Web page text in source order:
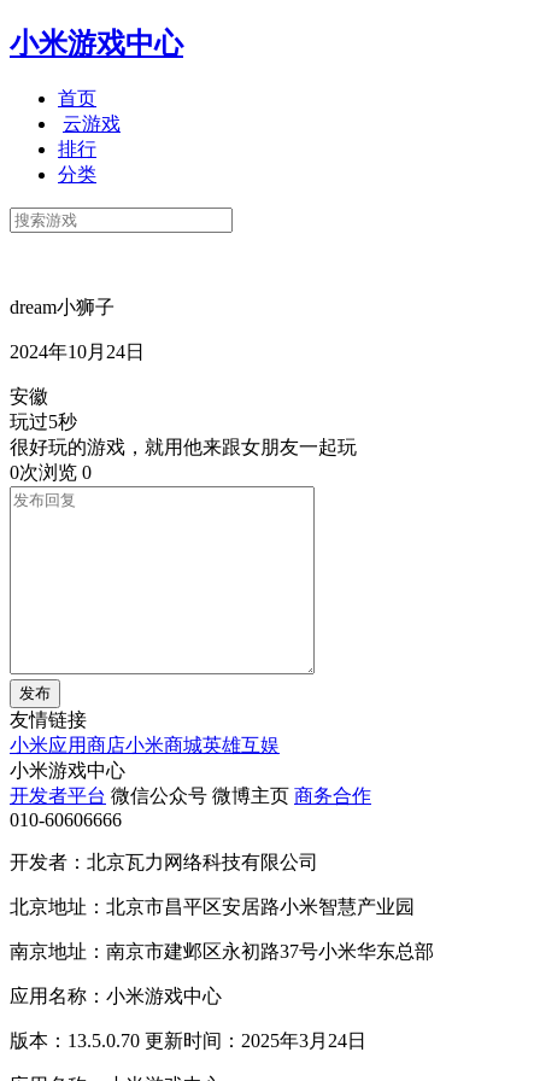
小米游戏中心
首页
云游戏
排行
分类
dream小狮子
2024年10月24日
安徽
玩过5秒
很好玩的游戏，就用他来跟女朋友一起玩
0次浏览 0
发布
友情链接
小米应用商店小米商城英雄互娱
小米游戏中心
开发者平台 微信公众号 微博主页 商务合作
010-60606666
开发者：北京瓦力网络科技有限公司
北京地址：北京市昌平区安居路小米智慧产业园
南京地址：南京市建邺区永初路37号小米华东总部
应用名称：小米游戏中心
版本：13.5.0.70 更新时间：2025年3月24日